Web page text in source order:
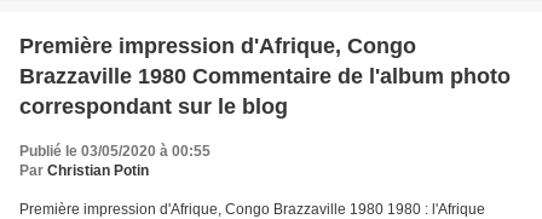
Première impression d'Afrique, Congo
Brazzaville 1980 Commentaire de l'album photo
correspondant sur le blog
Publié le 03/05/2020 à 00:55
Par Christian Potin
Première impression d'Afrique, Congo Brazzaville 1980 1980 : l'Afrique